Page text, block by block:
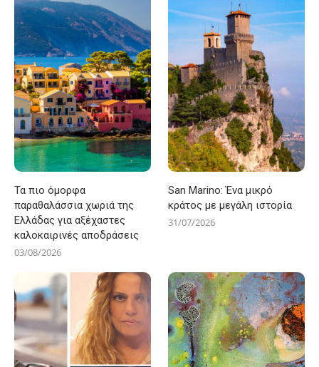
Τα πιο όμορφα
παραθαλάσσια χωριά της
Ελλάδας για αξέχαστες
καλοκαιρινές αποδράσεις
03/08/2026
San Marino: Ένα μικρό
κράτος με μεγάλη ιστορία
31/07/2026